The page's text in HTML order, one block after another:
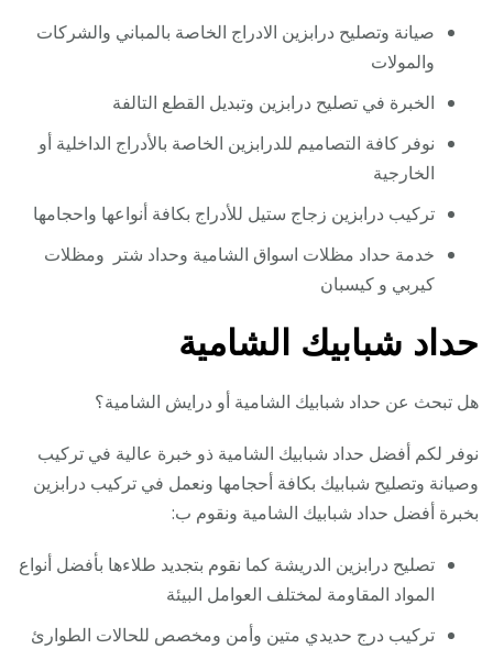
صيانة وتصليح درابزين الادراج الخاصة بالمباني والشركات
والمولات
الخبرة في تصليح درابزين وتبديل القطع التالفة
نوفر كافة التصاميم للدرابزين الخاصة بالأدراج الداخلية أو
الخارجية
تركيب درابزين زجاج ستيل للأدراج بكافة أنواعها واحجامها
خدمة حداد مظلات اسواق الشامية وحداد شتر ومظلات
كيربي و كيسبان
حداد شبابيك الشامية
هل تبحث عن حداد شبابيك الشامية أو درايش الشامية؟
نوفر لكم أفضل حداد شبابيك الشامية ذو خبرة عالية في تركيب
وصيانة وتصليح شبابيك بكافة أحجامها ونعمل في تركيب درابزين
بخبرة أفضل حداد شبابيك الشامية ونقوم ب:
تصليح درابزين الدريشة كما نقوم بتجديد طلاءها بأفضل أنواع
المواد المقاومة لمختلف العوامل البيئة
تركيب درج حديدي متين وأمن ومخصص للحالات الطوارئ